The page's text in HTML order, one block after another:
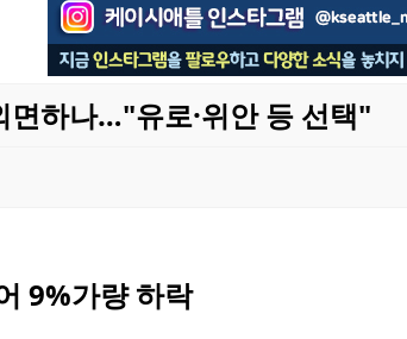
면하나…"유로·위안 등 선택"
9%가량 하락